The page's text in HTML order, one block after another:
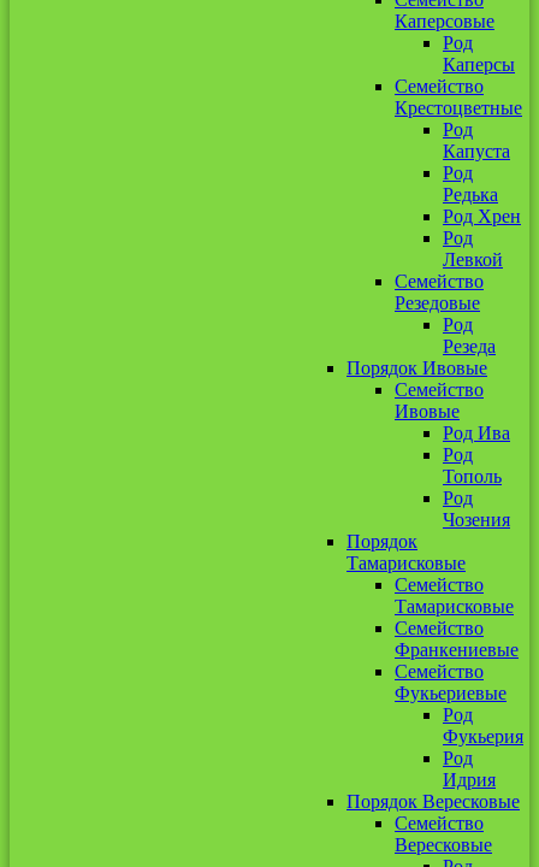
Каперсовые
Род
Каперсы
Семейство
Крестоцветные
Род
Капуста
Род
Редька
Род Хрен
Род
Левкой
Семейство
Резедовые
Род
Резеда
Порядок Ивовые
Семейство
Ивовые
Род Ива
Род
Тополь
Род
Чозения
Порядок
Тамарисковые
Семейство
Тамарисковые
Семейство
Франкениевые
Семейство
Фукьериевые
Род
Фукьерия
Род
Идрия
Порядок Вересковые
Семейство
Вересковые